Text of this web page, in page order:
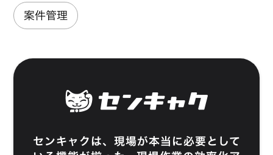
案件管理
センキャクは、現場が本当に必要として